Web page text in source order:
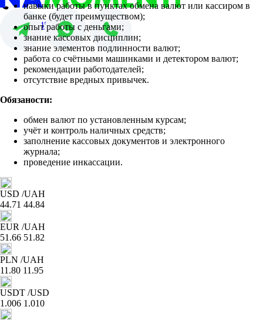
+38 (067) 459 40 40
навыки работы в пунктах обмена валют или кассиром в
банке (будет преимуществом);
опыт работы с деньгами;
знание кассовых дисциплин;
знание элементов подлинности валют;
работа со счётными машинками и детектором валют;
рекомендации работодателей;
отсутствие вредных привычек.
Обязаности:
обмен валют по установленным курсам;
учёт и контроль наличных средств;
заполнение кассовых документов и электронного
журнала;
проведение инкассации.
USD /UAH
44.71 44.84
EUR /UAH
51.66 51.82
PLN /UAH
11.80 11.95
USDT /USD
1.006 1.010